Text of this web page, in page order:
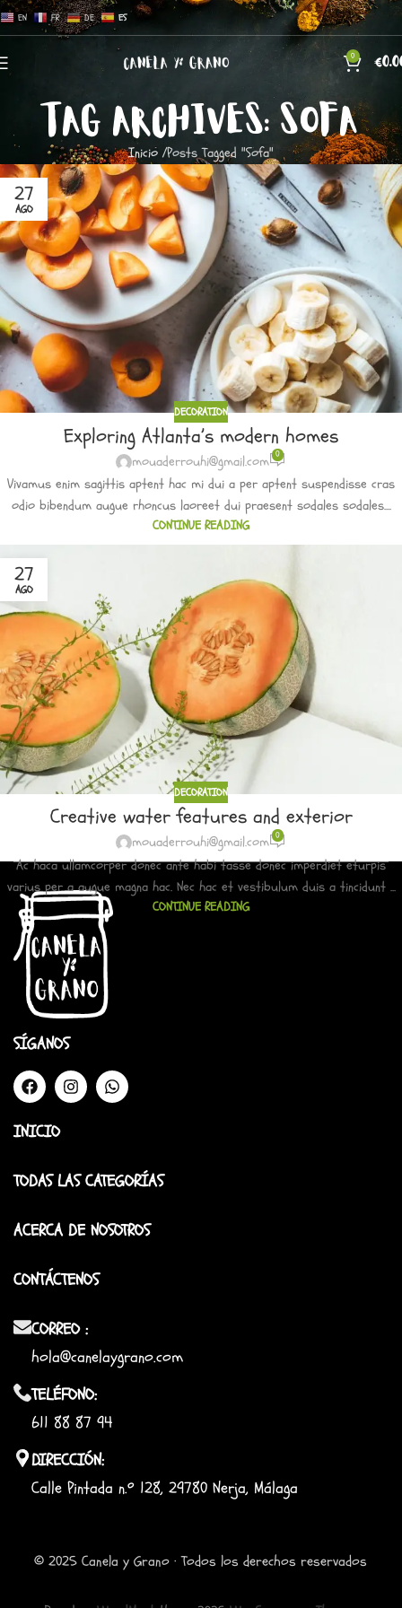
EN FR DE ES
0 €
TAG ARCHIVES: SOFA
Inicio Posts Tagged "Sofa"
27
AGO
DECORATION
Exploring Atlanta’s modern homes
mouaderrouhi@gmail.com 0
Vivamus enim sagittis aptent hac mi dui a per aptent suspendisse cras
odio bibendum augue rhoncus laoreet dui praesent sodales sodales....
CONTINUE READING
27
AGO
DECORATION
Creative water features and exterior
mouaderrouhi@gmail.com 0
Ac haca ullamcorper donec ante habi tasse donec imperdiet eturpis
varius per a augue magna hac. Nec hac et vestibulum duis a tincidunt ...
CONTINUE READING
SÍGANOS
INICIO
TODAS LAS CATEGORÍAS
ACERCA DE NOSOTROS
CONTÁCTENOS
CORREO :
hola@canelaygrano.com
TELÉFONO:
611 88 87 94
DIRECCIÓN:
Calle Pintada n.º 128, 29780 Nerja, Málaga
© 2025 Canela y Grano · Todos los derechos reservados